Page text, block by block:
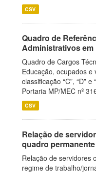
CSV
Quadro de
Administrativos em
Quadro de Cargos
Educação, ocupados
classificação “C”, “D”
Portaria MP/MEC nº
CSV
Relação de
quadro
Relação de servidores
regime de trabalho/